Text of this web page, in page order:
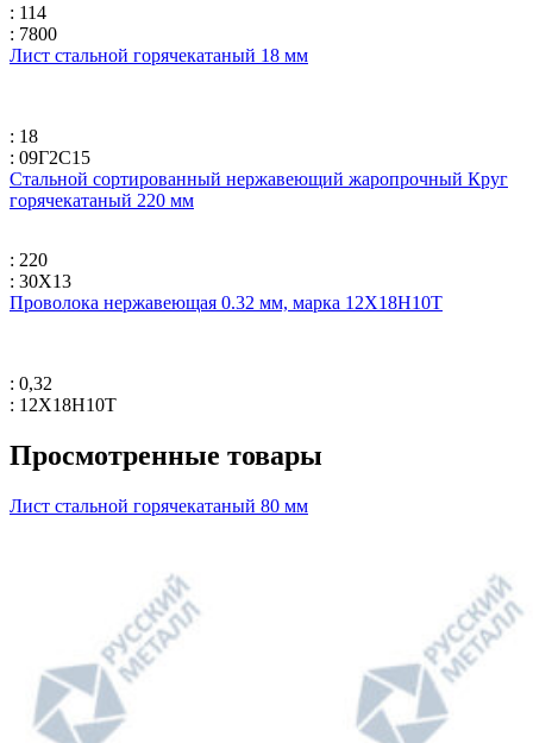
: 114
: 7800
Лист стальной горячекатаный 18 мм
: 18
: 09Г2С15
Стальной сортированный нержавеющий жаропрочный Круг
горячекатаный 220 мм
: 220
: 30Х13
Проволока нержавеющая 0.32 мм, марка 12Х18Н10Т
: 0,32
: 12Х18Н10Т
Просмотренные товары
Лист стальной горячекатаный 80 мм